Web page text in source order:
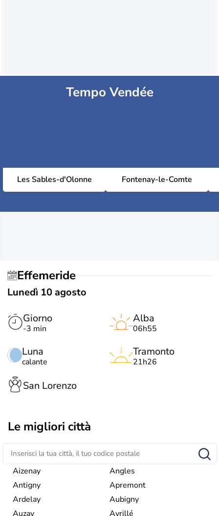
Tempo Vendée
Les Sables-d'Olonne Fontenay-le-Comte
Effemeride
Lunedì 10 agosto
Giorno
-3 min
Luna
calante
Alba
06h55
Tramonto
21h26
San Lorenzo
Le migliori città
Aizenay
Angles
Antigny
Apremont
Ardelay
Aubigny
Auzay
Avrillé